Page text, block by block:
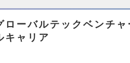
ローバルテックベンチ
キャリア